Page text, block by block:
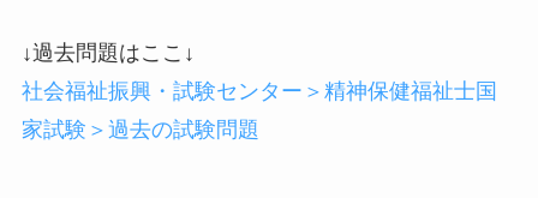
↓過去問題はここ↓
社会福祉振興・試験センター＞精神保健福祉士国
家試験＞過去の試験問題